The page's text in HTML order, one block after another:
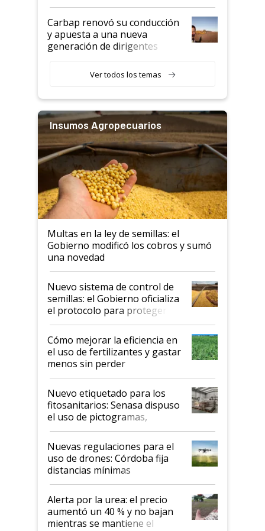
Carbap renovó su conducción
y apuesta a una nueva
generación de dirigentes
Ver todos los temas
Insumos Agropecuarios
Multas en la ley de semillas: el
Gobierno modificó los cobros y sumó
una novedad
Nuevo sistema de control de
semillas: el Gobierno oficializa
el protocolo para proteger la
propiedad intelectual
Cómo mejorar la eficiencia en
el uso de fertilizantes y gastar
menos sin perder
productividad en la campaña
fina
Nuevo etiquetado para los
fitosanitarios: Senasa dispuso
el uso de pictogramas,
palabras de advertencia e
indicaciones
Nuevas regulaciones para el
uso de drones: Córdoba fija
distancias mínimas
Alerta por la urea: el precio
aumentó un 40 % y no bajan
mientras se mantiene el